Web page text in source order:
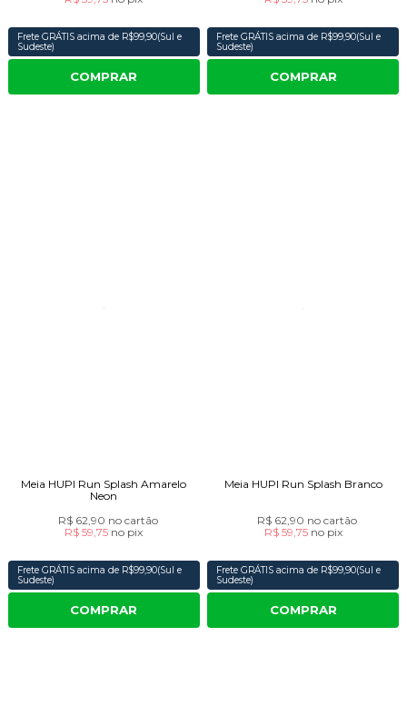
Frete GRÁTIS acima de R$99,90(Sul e
Sudeste)
COMPRAR
Frete GRÁTIS acima de R$99,90(Sul e
Sudeste)
COMPRAR
Meia HUPI Run Splash Amarelo
Neon
R$ 62,90 no cartão
R$ 59,75 no pix
Frete GRÁTIS acima de R$99,90(Sul e
Sudeste)
COMPRAR
Meia HUPI Run Splash Branco
R$ 62,90 no cartão
R$ 59,75 no pix
Frete GRÁTIS acima de R$99,90(Sul e
Sudeste)
COMPRAR